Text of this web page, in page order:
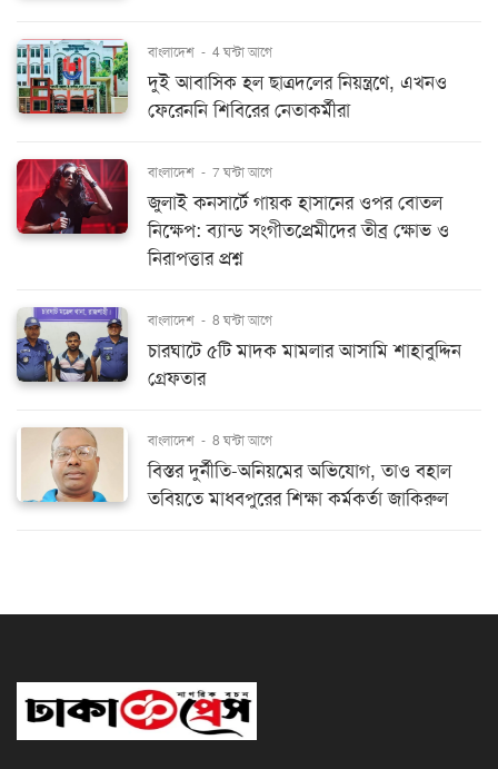
বাংলাদেশ - 4 ঘন্টা আগে
দুই আবাসিক হল ছাত্রদলের নিয়ন্ত্রণে, এখনও
ফেরেননি শিবিরের নেতাকর্মীরা
বাংলাদেশ - 7 ঘন্টা আগে
জুলাই কনসার্টে গায়ক হাসানের ওপর বোতল
নিক্ষেপ: ব্যান্ড সংগীতপ্রেমীদের তীব্র ক্ষোভ ও
নিরাপত্তার প্রশ্ন
বাংলাদেশ - 8 ঘন্টা আগে
চারঘাটে ৫টি মাদক মামলার আসামি শাহাবুদ্দিন
গ্রেফতার
বাংলাদেশ - 8 ঘন্টা আগে
বিস্তর দুর্নীতি-অনিয়মের অভিযোগ, তাও বহাল
তবিয়তে মাধবপুরের শিক্ষা কর্মকর্তা জাকিরুল